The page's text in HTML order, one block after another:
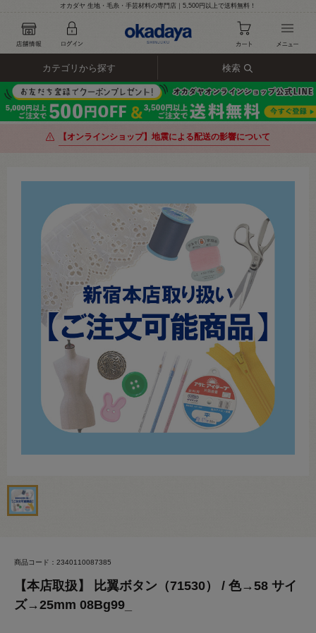
オカダヤ 生地・毛糸・手芸材料の専門店｜5,500円以上で送料無料！
カテゴリから探す 検索
【オンラインショップ】地震による配送の影響について
商品コード：2340110087385
【本店取扱】 比翼ボタン（71530） / 色→58 サイ
ズ→25mm 08Bg99_